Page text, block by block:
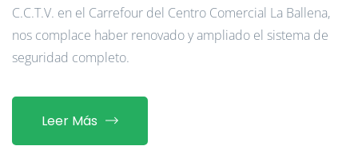
C.C.T.V. en el Carrefour del Centro Comercial La Ballena,
nos complace haber renovado y ampliado el sistema de
seguridad completo.
Leer Más